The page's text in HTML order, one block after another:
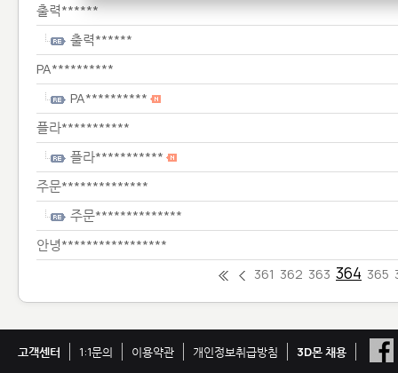
출력******
출력******
PA**********
PA**********
플라***********
플라***********
주문**************
주문**************
안녕*****************
361 362 363 364 365
고객센터 1:1문의 이용약관 개인정보취급방침
3D몬 채용